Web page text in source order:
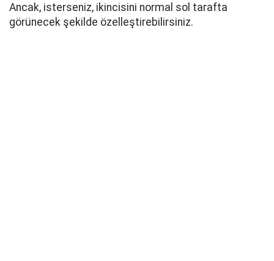
Ancak, isterseniz, ikincisini normal sol tarafta
görünecek şekilde özelleştirebilirsiniz.